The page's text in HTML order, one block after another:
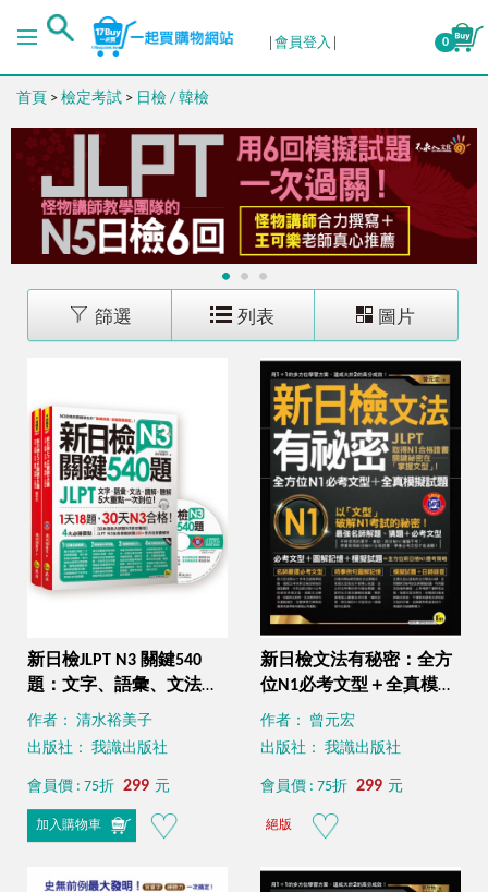
排序
出版日期 (舊→新)
銷售量 (高→低)
銷售量 (低→高)
價格 (高→低)
價格 (低→高)
會員登入 0
首頁 > 檢定考試 > 日檢 / 韓檢
1 2 3
篩選 列表 圖片
新日檢JLPT N3 關鍵540
題：文字、語彙、文法、
讀解、聽解一次到位（5回
全真模擬試題+解析兩書
作者： 清水裕美子
出版社： 我識出版社
會員價 : 75折 299 元
加入購物車
新日檢文法有秘密：全方
位N1必考文型＋全真模擬
試題
作者： 曾元宏
出版社： 我識出版社
會員價 : 75折 299 元
絕版